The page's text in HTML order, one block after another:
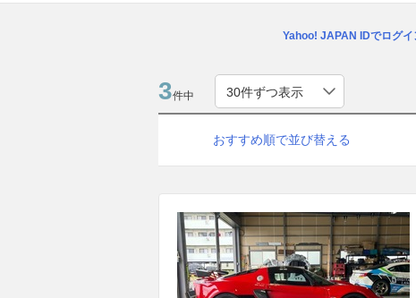
Yahoo! JAPAN IDでログイ
3件中
おすすめ順で並び替える